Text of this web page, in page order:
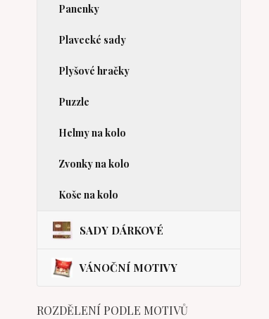
Panenky
Plavecké sady
Plyšové hračky
Puzzle
Helmy na kolo
Zvonky na kolo
Koše na kolo
SADY DÁRKOVÉ
VÁNOČNÍ MOTIVY
ROZDĚLENÍ PODLE MOTIVŮ